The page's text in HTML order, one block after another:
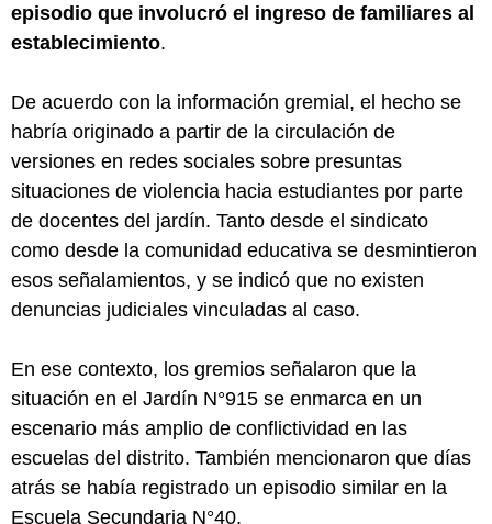
episodio que involucró el ingreso de familiares al
establecimiento.
De acuerdo con la información gremial, el hecho se
habría originado a partir de la circulación de
versiones en redes sociales sobre presuntas
situaciones de violencia hacia estudiantes por parte
de docentes del jardín. Tanto desde el sindicato
como desde la comunidad educativa se desmintieron
esos señalamientos, y se indicó que no existen
denuncias judiciales vinculadas al caso.
En ese contexto, los gremios señalaron que la
situación en el Jardín N°915 se enmarca en un
escenario más amplio de conflictividad en las
escuelas del distrito. También mencionaron que días
atrás se había registrado un episodio similar en la
Escuela Secundaria N°40.